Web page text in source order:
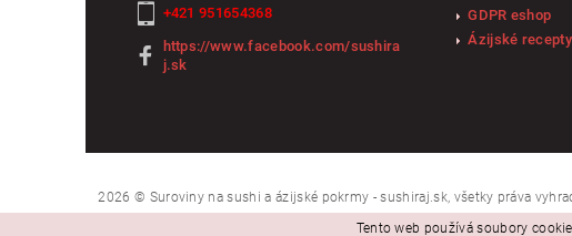
+421 951654368
https://www.facebook.com/sushira
j.sk
GDPR eshop
Ázijské recepty
2026 © Suroviny na sushi a ázijské pokrmy - sushiraj.sk, všetky práva
Tento web používá soubory